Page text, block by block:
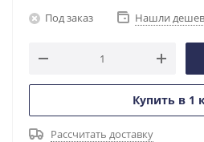
Под заказ Нашли
Купить в 1
Рассчитать доставку